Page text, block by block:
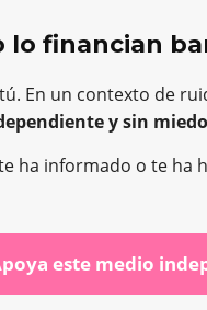
lo financian
En un contexto de
y sin
ha informado o te ha
este medio